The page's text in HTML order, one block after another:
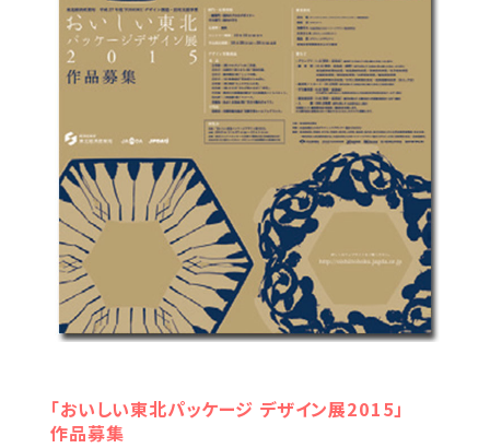
「おいしい東北パッケージ デザイン展2015」
作品募集